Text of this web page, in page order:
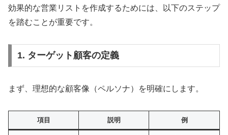
効果的な営業リストを作成するためには、以下のステップ
を踏むことが重要です。
1. ターゲット顧客の定義
まず、理想的な顧客像（ペルソナ）を明確にします。
項目 説明 例